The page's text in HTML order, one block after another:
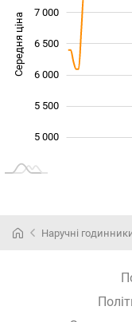
Середня ціна 5 000
5 000
5 500
6 000
6 500
7 000
Наручні